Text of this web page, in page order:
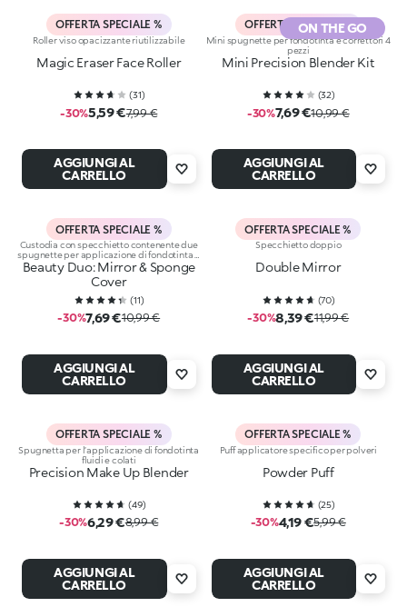
OFFERTA SPECIALE %
Roller viso opacizzante riutilizzabile
Magic Eraser Face Roller
(31)
-30%5,59 €7,99 €
AGGIUNGI AL
CARRELLO
ON THE GO
OFFERTA SPECIALE %
Mini spugnette per fondotinta e correttori 4
pezzi
Mini Precision Blender Kit
(32)
-30%7,69 €10,99 €
AGGIUNGI AL
CARRELLO
OFFERTA SPECIALE %
Custodia con specchietto contenente due
spugnette per applicazione di fondotinta e
correttori fluidi
Beauty Duo: Mirror & Sponge
Cover
(11)
-30%7,69 €10,99 €
AGGIUNGI AL
CARRELLO
OFFERTA SPECIALE %
Specchietto doppio
Double Mirror
(70)
-30%8,39 €11,99 €
AGGIUNGI AL
CARRELLO
OFFERTA SPECIALE %
Spugnetta per l’applicazione di fondotinta
fluidi e colati
Precision Make Up Blender
(49)
-30%6,29 €8,99 €
AGGIUNGI AL
CARRELLO
OFFERTA SPECIALE %
Puff applicatore specifico per polveri
Powder Puff
(25)
-30%4,19 €5,99 €
AGGIUNGI AL
CARRELLO